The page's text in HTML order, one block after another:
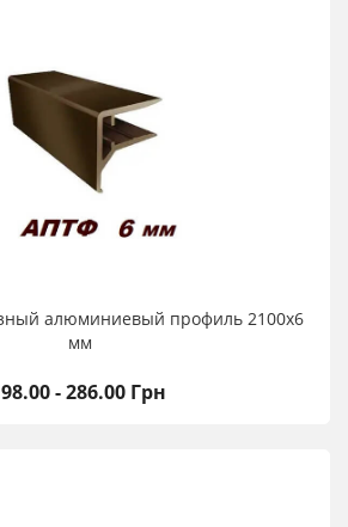
алюминиевый профиль 2100х6
мм
- 286.00 Грн